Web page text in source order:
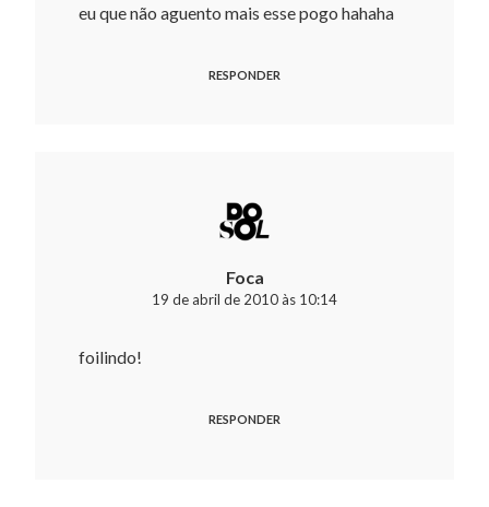
eu que não aguento mais esse pogo hahaha
RESPONDER
Foca
19 de abril de 2010 às 10:14
foilindo!
RESPONDER